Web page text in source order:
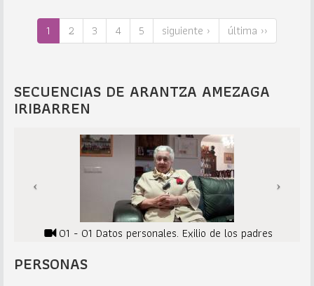
1 2 3 4 5 siguiente › última ››
SECUENCIAS DE ARANTZA AMEZAGA
IRIBARREN
01 - 01 Datos personales. Exilio de los padres
PERSONAS